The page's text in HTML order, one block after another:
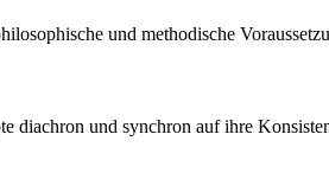
und methodische
diachron und synchron auf ihre